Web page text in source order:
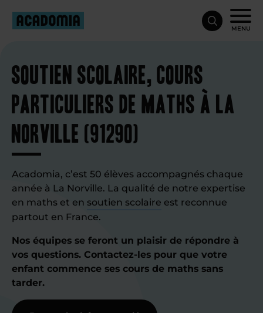
MENU
Soutien scolaire, cours
particuliers de maths à La
Norville (91290)
Acadomia, c’est 50 élèves accompagnés chaque
année à La Norville. La qualité de notre expertise
en maths et en soutien scolaire est reconnue
partout en France.
Nos équipes se feront un plaisir de répondre à
vos questions. Contactez-les pour que votre
enfant commence ses cours de maths sans
tarder.